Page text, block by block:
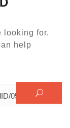
looking for.
help.